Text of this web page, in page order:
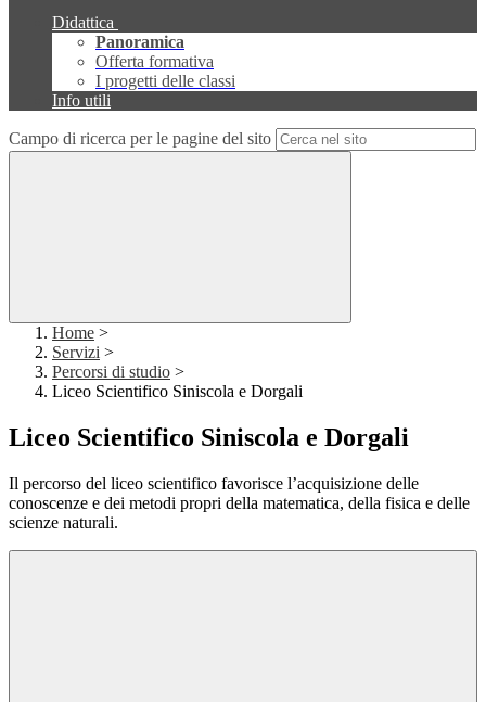
Didattica
Panoramica
Offerta formativa
I progetti delle classi
Info utili
Campo di ricerca per le pagine del sito
Home >
Servizi >
Percorsi di studio >
Liceo Scientifico Siniscola e Dorgali
Liceo Scientifico Siniscola e Dorgali
Il percorso del liceo scientifico favorisce l’acquisizione delle
conoscenze e dei metodi propri della matematica, della fisica e delle
scienze naturali.